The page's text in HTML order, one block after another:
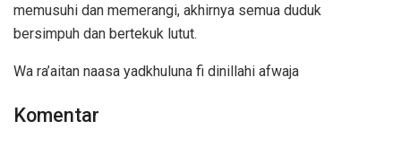
memusuhi dan memerangi, akhirnya semua duduk
bersimpuh dan bertekuk lutut.
Wa ra’aitan naasa yadkhuluna fi dinillahi afwaja
Komentar